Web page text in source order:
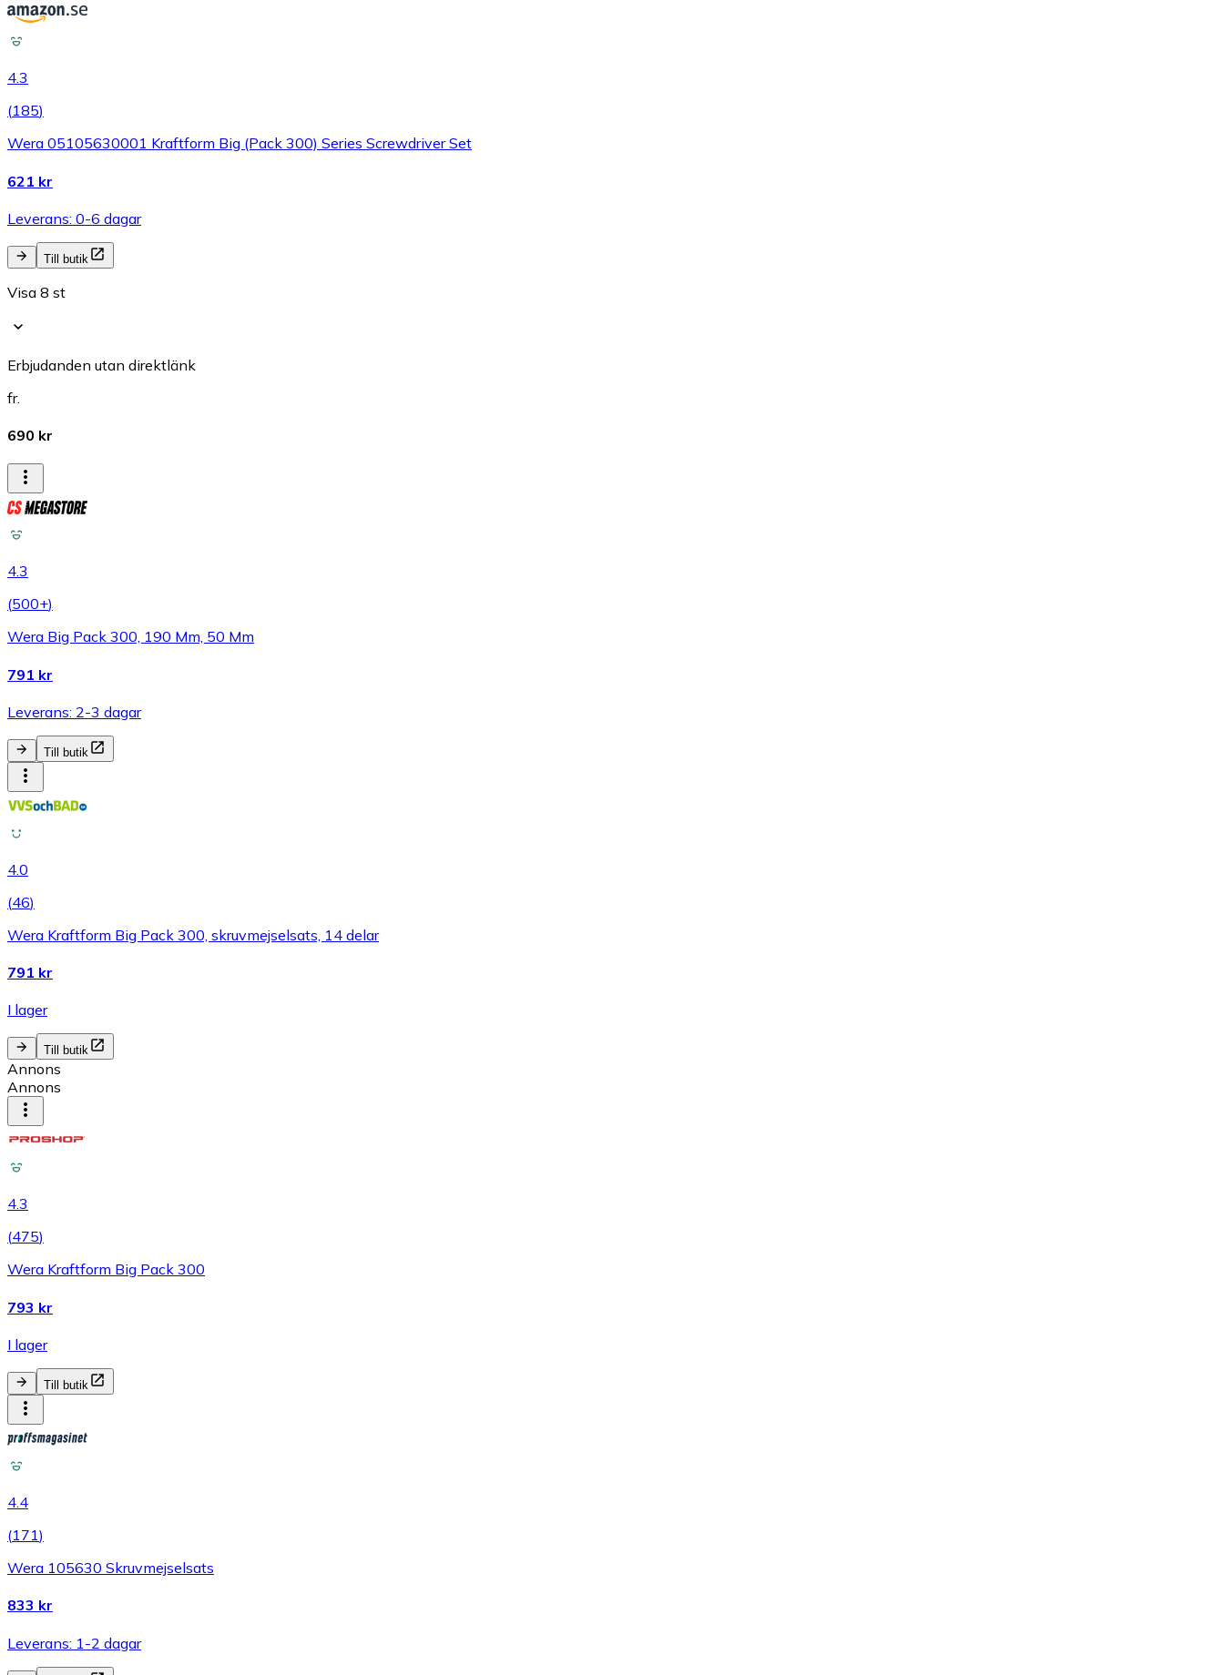
4.3
(185)
Wera 05105630001 Kraftform Big (Pack 300) Series Screwdriver Set
621 kr
Leverans: 0-6 dagar
Till butik
Visa 8 st
Erbjudanden utan direktlänk
fr.
690 kr
4.3
(500+)
Wera Big Pack 300, 190 Mm, 50 Mm
791 kr
Leverans: 2-3 dagar
Till butik
4.0
(46)
Wera Kraftform Big Pack 300, skruvmejselsats, 14 delar
791 kr
I lager
Till butik
Annons
Annons
4.3
(475)
Wera Kraftform Big Pack 300
793 kr
I lager
Till butik
4.4
(171)
Wera 105630 Skruvmejselsats
833 kr
Leverans: 1-2 dagar